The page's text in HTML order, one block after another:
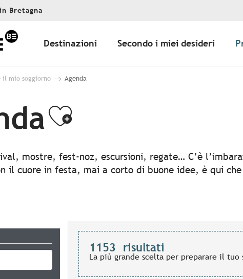
Bretagna
Destinazioni Secondo i miei desideri
il mio soggiorno Agenda
Ajouter aux
mostre, fest-noz, escursioni, regate… C’è
il cuore in festa, mai a corto di buone idee, è qui
1153 risultati
La più grande scelta per preparare il tuo